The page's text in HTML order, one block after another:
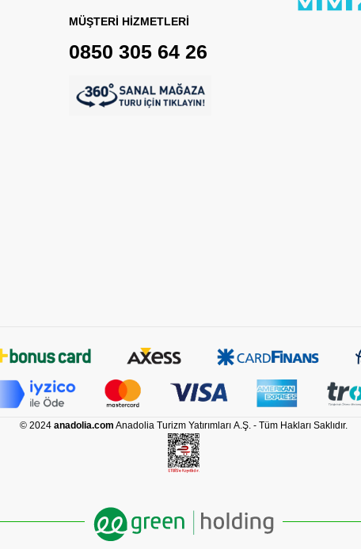
MÜŞTERİ HİZMETLERİ
0850 305 64 26
© 2024 anadolia.com Anadolia Turizm Yatırımları A.Ş. - Tüm Hakları Saklıdır.